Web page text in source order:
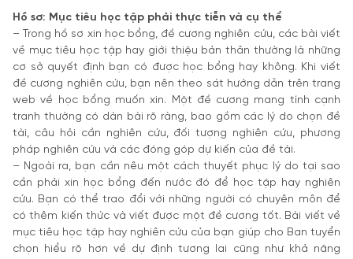
Hồ sơ: Mục tiêu học tập phải thực tiễn và cụ thể
– Trong hồ sơ xin học bổng, đề cương nghiên cứu, các bài viết
về mục tiêu học tập hay giới thiệu bản thân thường là những
cơ sở quyết định bạn có được học bổng hay không. Khi viết
đề cương nghiên cứu, bạn nên theo sát hướng dẫn trên trang
web về học bổng muốn xin. Một đề cương mang tính cạnh
tranh thường có dàn bài rõ ràng, bao gồm các lý do chọn đề
tài, câu hỏi cần nghiên cứu, đối tượng nghiên cứu, phương
pháp nghiên cứu và các đóng góp dự kiến của đề tài.
– Ngoài ra, bạn cần nêu một cách thuyết phục lý do tại sao
cần phải xin học bổng đến nước đó để học tập hay nghiên
cứu. Bạn có thể trao đổi với những người có chuyên môn để
có thêm kiến thức và viết được một đề cương tốt. Bài viết về
mục tiêu học tập hay nghiên cứu của bạn giúp cho Ban tuyển
chọn hiểu rõ hơn về dự định tương lai cũng như khả năng